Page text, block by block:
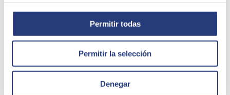
Permitir todas
Permitir la selección
Denegar